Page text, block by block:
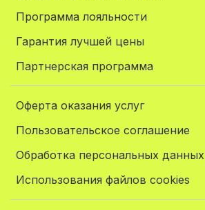
Программа лояльности
Гарантия лучшей цены
Партнерская программа
Оферта оказания услуг
Пользовательское соглашение
Обработка персональных данных
Использования файлов cookies